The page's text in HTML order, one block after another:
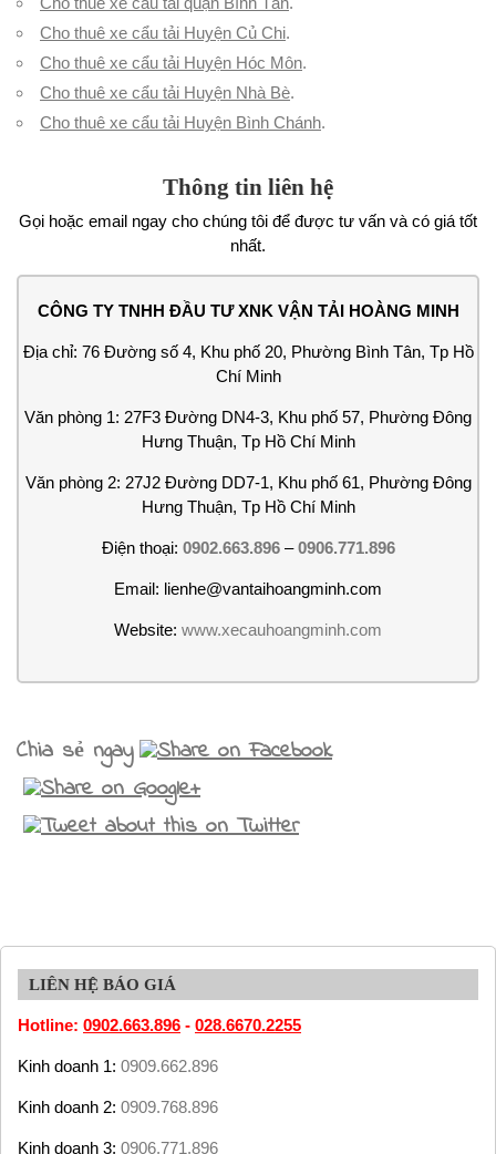
Cho thuê xe cẩu tải Huyện Củ Chi.
Cho thuê xe cẩu tải Huyện Hóc Môn.
Cho thuê xe cẩu tải Huyện Nhà Bè.
Cho thuê xe cẩu tải Huyện Bình Chánh.
Thông tin liên hệ
Gọi hoặc email ngay cho chúng tôi để được tư vấn và có giá tốt
nhất.
CÔNG TY TNHH ĐẦU TƯ XNK VẬN TẢI HOÀNG MINH
Địa chỉ: 76 Đường số 4, Khu phố 20, Phường Bình Tân, Tp Hồ
Chí Minh
Văn phòng 1: 27F3 Đường DN4-3, Khu phố 57, Phường Đông
Hưng Thuận, Tp Hồ Chí Minh
Văn phòng 2: 27J2 Đường DD7-1, Khu phố 61, Phường Đông
Hưng Thuận, Tp Hồ Chí Minh
Điện thoại: 0902.663.896–0906.771.896
Email: lienhe@vantaihoangminh.com
Website: www.xecauhoangminh.com
Chia sẻ ngay
LIÊN HỆ BÁO GIÁ
Hotline: 0902.663.896 - 028.6670.2255
Kinh doanh 1: 0909.662.896
Kinh doanh 2: 0909.768.896
Kinh doanh 3: 0906.771.896